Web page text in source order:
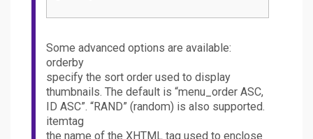
Some advanced options are available:
orderby
specify the sort order used to display
thumbnails. The default is “menu_order ASC,
ID ASC”. “RAND” (random) is also supported.
itemtag
the name of the XHTML tag used to enclose